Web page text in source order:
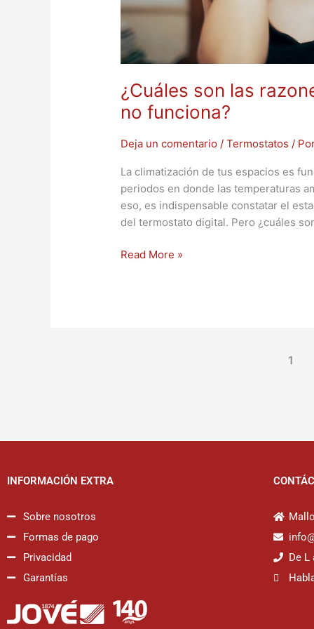
¿Cuáles son las
no funciona?
Deja un comentario /Termostatos /
La climatización de tus espacios es
periodos en donde las temperaturas
eso, es indispensable constatar el
del termostato digital. Pero ¿cuáles
Read More »
1
INFORMACIÓN EXTRA
Sobre nosotros
Formas de pago
Privacidad
Garantías
De L